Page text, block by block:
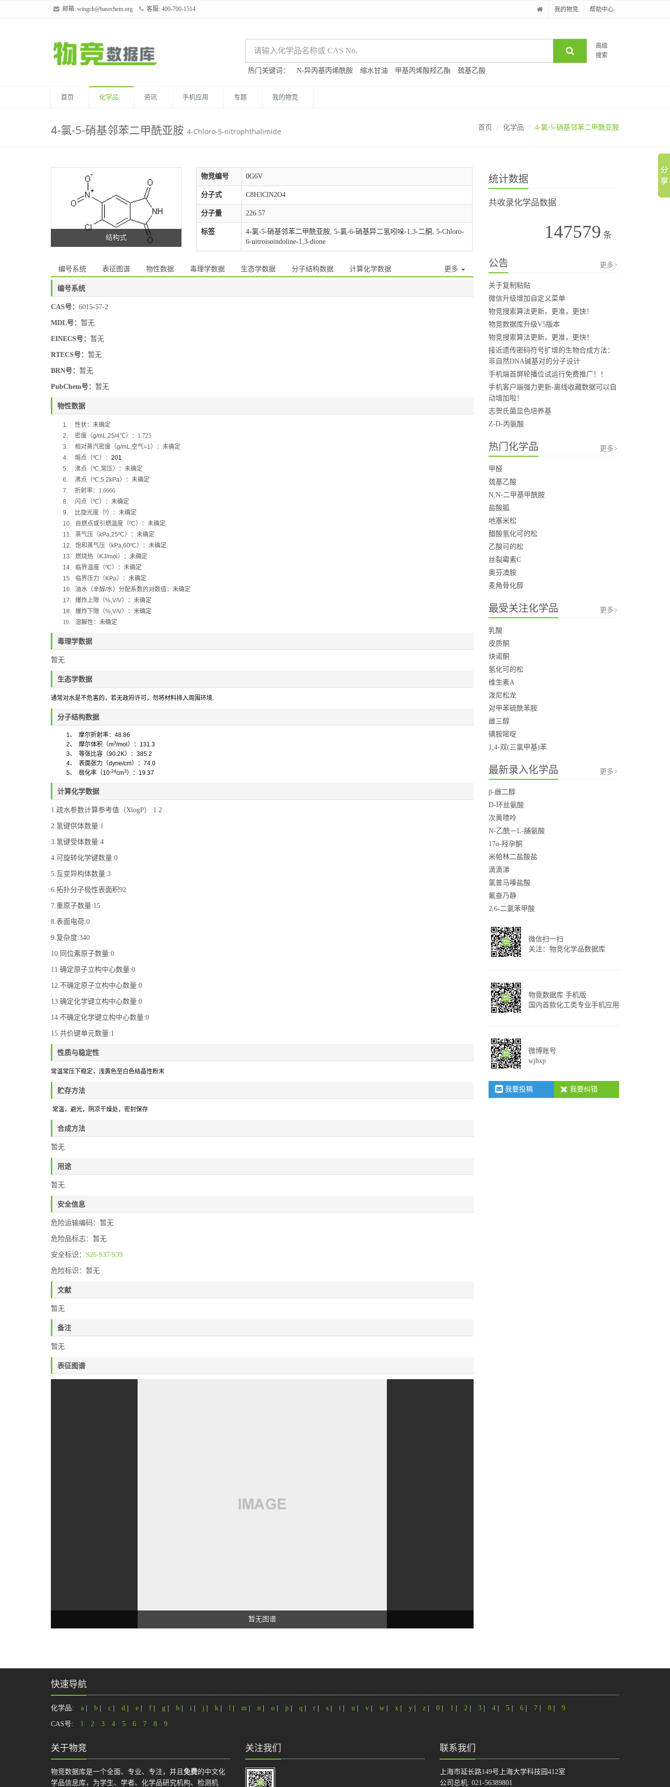
邮箱: wingch@basechem.org 客服: 400-700-1514 我的物竞 帮助中心
高级
搜索
热门关键词： N-异丙基丙烯酰胺 缩水甘油 甲基丙烯酸羟乙酯 巯基乙酸
首页 化学品 资讯 手机应用 专题 我的物竞
4-氯-5-硝基邻苯二甲酰亚胺 4-Chloro-5-nitrophthalimide 首页 化学品 4-氯-5-硝基邻苯二甲酰亚胺
结构式
物竞编号 0G6V
分子式 C8H3ClN2O4
分子量 226.57
标签
4-氯-5-硝基邻苯二甲酰亚胺, 5-氯-6-硝基异二氢吲哚-1,3-二酮, 5-Chloro-
6-nitroisoindoline-1,3-dione
编号系统 表征图谱 物性数据 毒理学数据 生态学数据 分子结构数据 计算化学数据 更多
编号系统
CAS号： 6015-57-2
MDL号： 暂无
EINECS号： 暂无
RTECS号： 暂无
BRN号： 暂无
PubChem号： 暂无
物性数据
1. 性状： 未确定
2.
密度（g/mL,25/4℃）： 1.725
3.
相对蒸汽密度（g/mL,空气=1）： 未确定
4.
熔点（ºC）： 201
5.
沸点（ºC,常压）：未确定
6.
沸点（ºC,5.2kPa）：未确定
7.
折射率：1.6666
8.
闪点（ºC）： 未确定
9.
比旋光度（º）：未确定
10.
自燃点或引燃温度（ºC）：未确定
11.
蒸气压（ kPa,25ºC）： 未确定
12. 饱和蒸气压（ kPa,60ºC）：未确定
13. 燃烧热（ KJ/mol ）：未确定
14.
临界温度（ºC）：未确定
15.
临界压力（ KPa）：未确定
16. 油水（辛醇/水）分配系数的对数值：未确定
17. 爆炸上限（%,V/V）：未确定
18. 爆炸下限（%,V/V）：未确定
19.
溶解性： 未确定
毒理学数据
暂无
生态学数据
通常对水是不危害的，若无政府许可，勿将材料排入周围环境.
分子结构数据
1、 摩尔折射率： 48.86
2、 摩尔体积（m3/mol ）： 131.3
3、 等张比容（90.2K）： 385.2
4、 表面张力（dyne/cm）： 74.0
5、 极化率（10-24cm3）： 19.37
计算化学数据
1.疏水参数计算参考值（XlogP）:1.2
2.氢键供体数量:1
3.氢键受体数量:4
4.可旋转化学键数量:0
5.互变异构体数量:3
6.拓扑分子极性表面积92
7.重原子数量:15
8.表面电荷:0
9.复杂度:340
10.同位素原子数量:0
11.确定原子立构中心数量:0
12.不确定原子立构中心数量:0
13.确定化学键立构中心数量:0
14.不确定化学键立构中心数量:0
15.共价键单元数量:1
性质与稳定性
常温常压下稳定， 浅黄色至白色结晶性粉末
贮存方法
常温，避光，阴凉干燥处 ，密封保存
合成方法
暂无
用途
暂无
安全信息
危险运输编码：暂无
危险品标志：暂无
安全标识： S26 S37/S39
危险标识：暂无
文献
暂无
备注
暂无
表征图谱
暂无图谱
统计数据
共收录化学品数据
147579 条
公告 更多>
关于复制粘贴
微信升级增加自定义菜单
物竞搜索算法更新，更准，更快！
物竞数据库升级V5版本
物竞搜索算法更新，更准，更快！
接近遗传密码符号扩增的生物合成方法：
非自然DNA碱基对的分子设计
手机端首屏轮播位试运行免费推广！！
手机客户端强力更新-离线收藏数据可以自
动增加啦！
志贺氏菌显色培养基
Z-D-丙氨酸
热门化学品 更多>
甲醛
巯基乙酸
N,N-二甲基甲酰胺
盐酸胍
地塞米松
醋酸氢化可的松
乙酸可的松
丝裂霉素C
奥芬澳胺
麦角骨化醇
最受关注化学品 更多>
乳酸
皮质酮
炔诺酮
氢化可的松
维生素A
泼尼松龙
对甲苯硫酰苯胺
雌三醇
磺胺嘧啶
1,4-双(三氯甲基)苯
最新录入化学品 更多>
β-雌二醇
D-环丝氨酸
次黄嘌呤
N-乙酰－L-脯氨酸
17α-羟孕酮
米帕林二盐酸盐
滴滴涕
氯普马嗪盐酸
氟奋乃静
2,6-二氯苯甲酸
微信扫一扫
关注：物竞化学品数据库
物竟数据库 手机版
国内首款化工类专业手机应用
微博账号
wjhxp
我要投稿 我要纠错
快速导航
化学品: a b c d e f g h i j k l m n o p q r s t u v w x y z 0 1 2 3 4 5 6 7 8 9
CAS号: 1 2 3 4 5 6 7 8 9
关于物竞
物竞数据库是一个全面、专业、专注，并且 免费的中文化
学品信息库，为学生、学者、化学品研究机构、检测机
关注我们 联系我们
上海市延长路149号上海大学科技园412室
公司总机: 021-56389801